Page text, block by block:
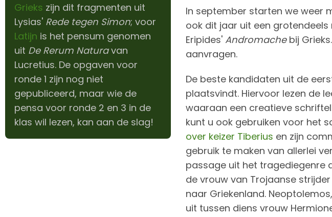
In september starten we weer
ook dit jaar uit een
Eripides' Andromachebij
aanvragen.
De beste kandidaten uit de
plaatsvindt. Hiervoor lezen de
waaraan een creatieve
kunt u ook gebruiken voor het
over keizer Tiberius en zijn
gebruik te maken van allerlei
passage uit het tragediegenre
de vrouw van Trojaanse
naar Griekenland.
uit tussen diens vrouw
Grieks zijn dit fragmenten uit
Lysias' Rede tegen Simon; voor
Latijn is het pensum genomen
uit De Rerum Naturavan
Lucretius. De opgaven voor
ronde 1 zijn nog niet
gepubliceerd, maar wie de
pensa voor ronde 2 en 3 in de
klas wil lezen, kan aan de slag!